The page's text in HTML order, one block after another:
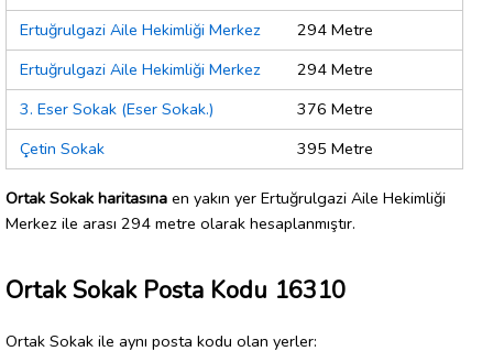
Ertuğrulgazi Aile Hekimliği Merkez
294 Metre
Ertuğrulgazi Aile Hekimliği Merkez
294 Metre
3. Eser Sokak (Eser Sokak.)
376 Metre
Çetin Sokak
395 Metre
Ortak Sokak haritasına en yakın yer Ertuğrulgazi Aile Hekimliği
Merkez ile arası 294 metre olarak hesaplanmıştır.
Ortak Sokak Posta Kodu 16310
Ortak Sokak ile aynı posta kodu olan yerler: